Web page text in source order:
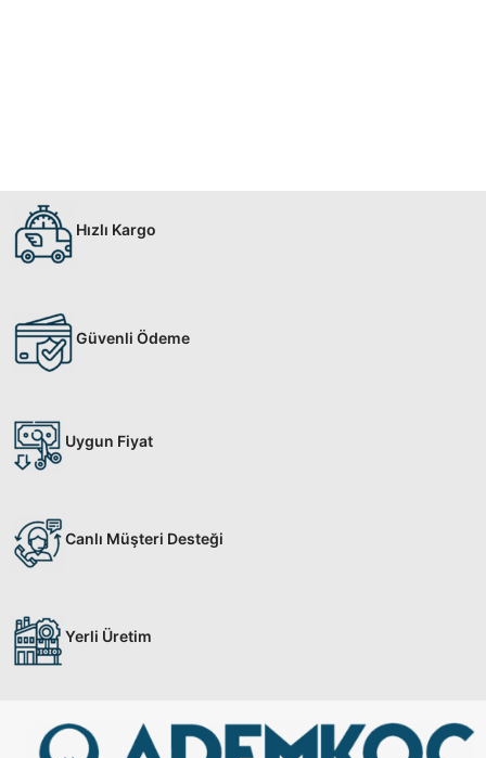
Hızlı Kargo
Güvenli Ödeme
Uygun Fiyat
Canlı Müşteri Desteği
Yerli Üretim